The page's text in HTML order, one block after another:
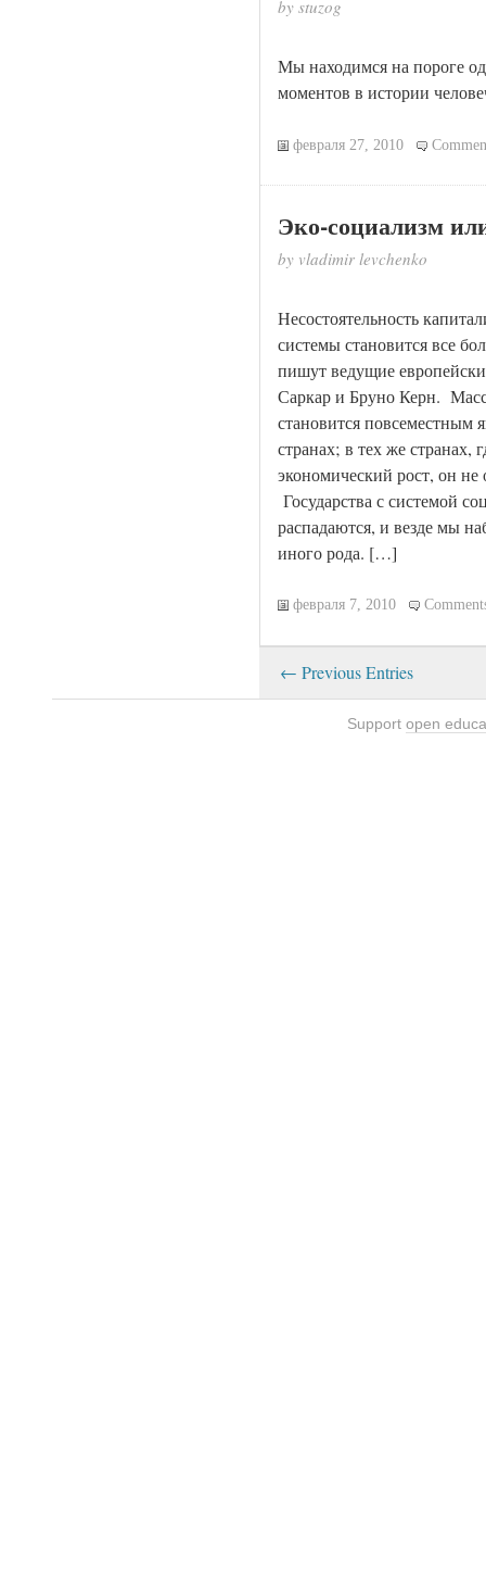
by stuzog
Мы находимся на пороге
моментов в истории
февраля 27, 2010
Эко-социализм
by vladimir levchenko
Несостоятельность
системы становится все
пишут ведущие
Саркар и Бруно Керн.
становится повсеместным
странах; в тех же странах,
экономический рост, он не
Государства с системой
распадаются, и везде мы
иного рода. […]
февраля 7, 2010
← Previous Entries
Support open